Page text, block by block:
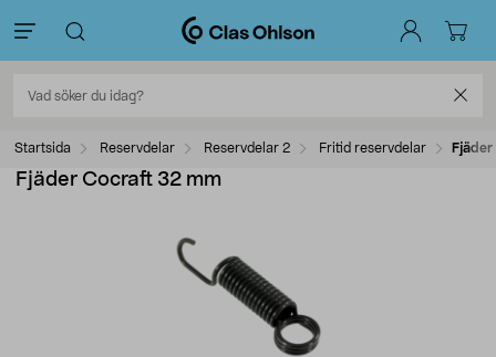
Startsida Reservdelar Reservdelar 2 Fritid reservdelar
Fjäder Cocraft 32 mm